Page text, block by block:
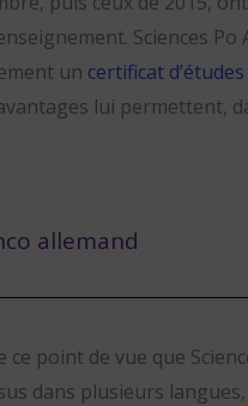
Sciences
un certificat
lui permettent,
allemand
ce point de vue que
dans plusieurs langues,